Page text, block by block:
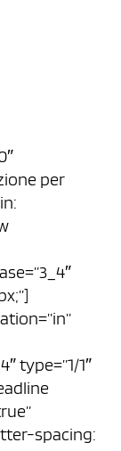
per
type=”1/1″
spacing: